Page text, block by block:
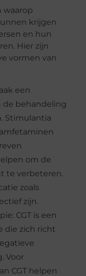
waarop
krijgen
en hun
Hier zijn
vormen van
een
de behandeling
Stimulantia
om de
te verbeteren.
zoals
zijn.
CGT is een
die zich richt
Voor
CGT helpen